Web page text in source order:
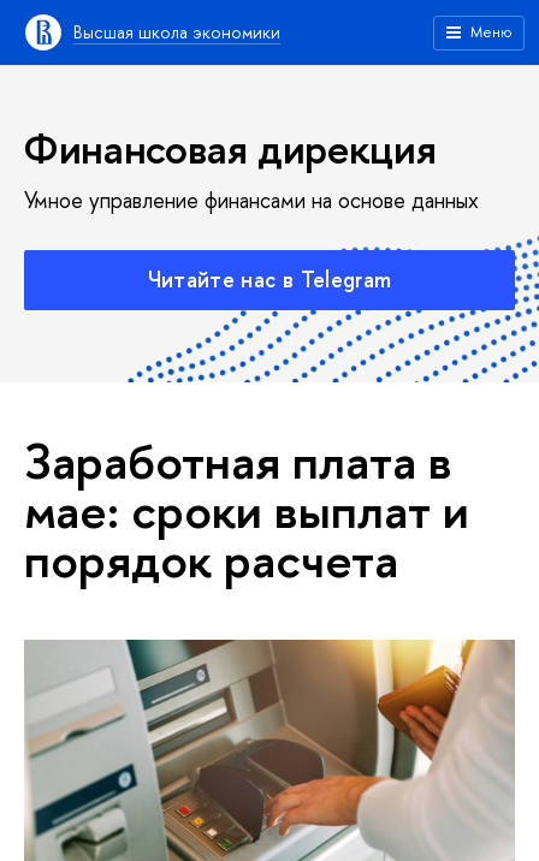
Высшая школа экономики Меню
Финансовая дирекция
Умное управление финансами на основе данных
Читайте нас в Telegram
Заработная плата в
мае: сроки выплат и
порядок расчета